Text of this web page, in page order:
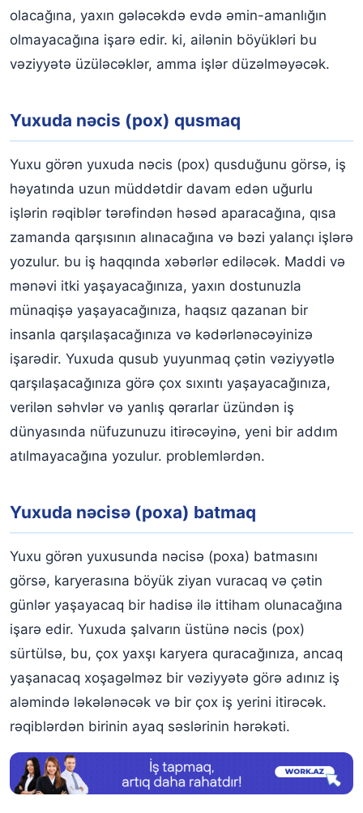
olacağına, yaxın gələcəkdə evdə əmin-amanlığın
olmayacağına işarə edir. ki, ailənin böyükləri bu
vəziyyətə üzüləcəklər, amma işlər düzəlməyəcək.
Yuxuda nəcis (pox) qusmaq
Yuxu görən yuxuda nəcis (pox) qusduğunu görsə, iş
həyatında uzun müddətdir davam edən uğurlu
işlərin rəqiblər tərəfindən həsəd aparacağına, qısa
zamanda qarşısının alınacağına və bəzi yalançı işlərə
yozulur. bu iş haqqında xəbərlər ediləcək. Maddi və
mənəvi itki yaşayacağınıza, yaxın dostunuzla
münaqişə yaşayacağınıza, haqsız qazanan bir
insanla qarşılaşacağınıza və kədərlənəcəyinizə
işarədir. Yuxuda qusub yuyunmaq çətin vəziyyətlə
qarşılaşacağınıza görə çox sıxıntı yaşayacağınıza,
verilən səhvlər və yanlış qərarlar üzündən iş
dünyasında nüfuzunuzu itirəcəyinə, yeni bir addım
atılmayacağına yozulur. problemlərdən.
Yuxuda nəcisə (poxa) batmaq
Yuxu görən yuxusunda nəcisə (poxa) batmasını
görsə, karyerasına böyük ziyan vuracaq və çətin
günlər yaşayacaq bir hadisə ilə ittiham olunacağına
işarə edir. Yuxuda şalvarın üstünə nəcis (pox)
sürtülsə, bu, çox yaxşı karyera quracağınıza, ancaq
yaşanacaq xoşagəlməz bir vəziyyətə görə adınız iş
aləmində ləkələnəcək və bir çox iş yerini itirəcək.
rəqiblərdən birinin ayaq səslərinin hərəkəti.